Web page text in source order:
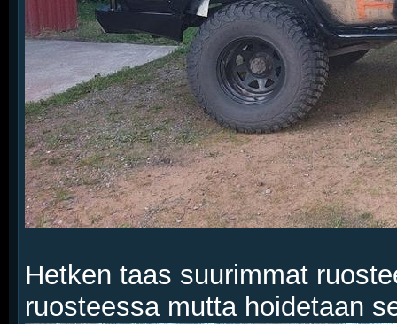
Hetken taas suurimmat
ruosteessa mutta hoidetaan